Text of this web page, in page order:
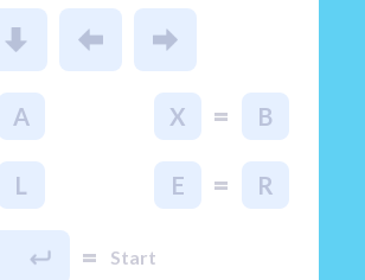
A X = B
L E = R
= Start